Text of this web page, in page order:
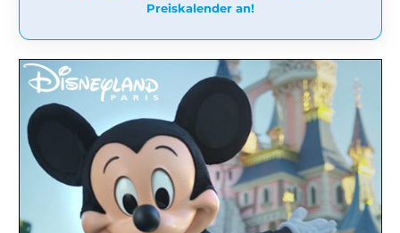
Preiskalender an!